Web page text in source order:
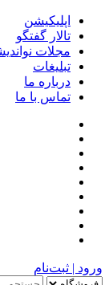
اپلیکیشن
تالار گفتگو
مجلات
تبلیغات
درباره ما
تماس با ما
ورود | ثبت‌نام